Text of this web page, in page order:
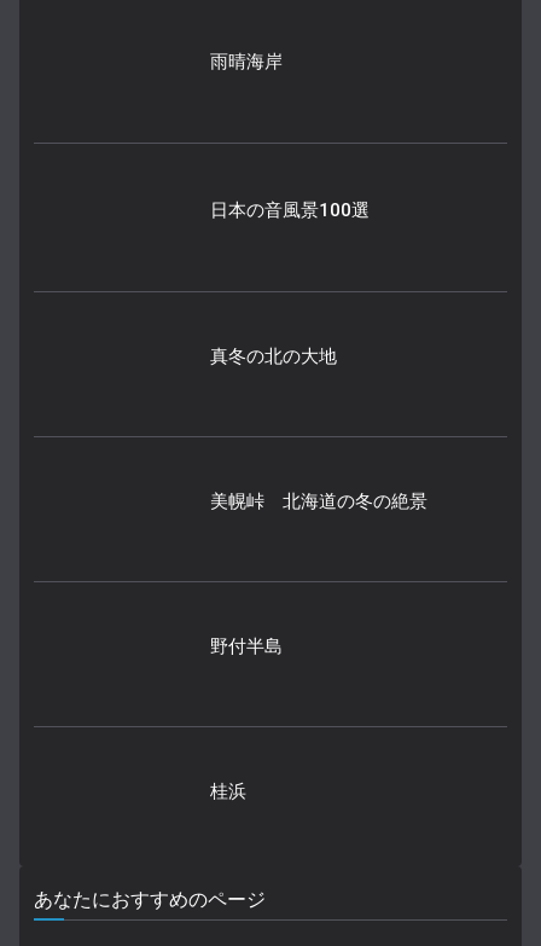
雨晴海岸
日本の音風景100選
真冬の北の大地
美幌峠 北海道の冬の絶景
野付半島
桂浜
あなたにおすすめのページ